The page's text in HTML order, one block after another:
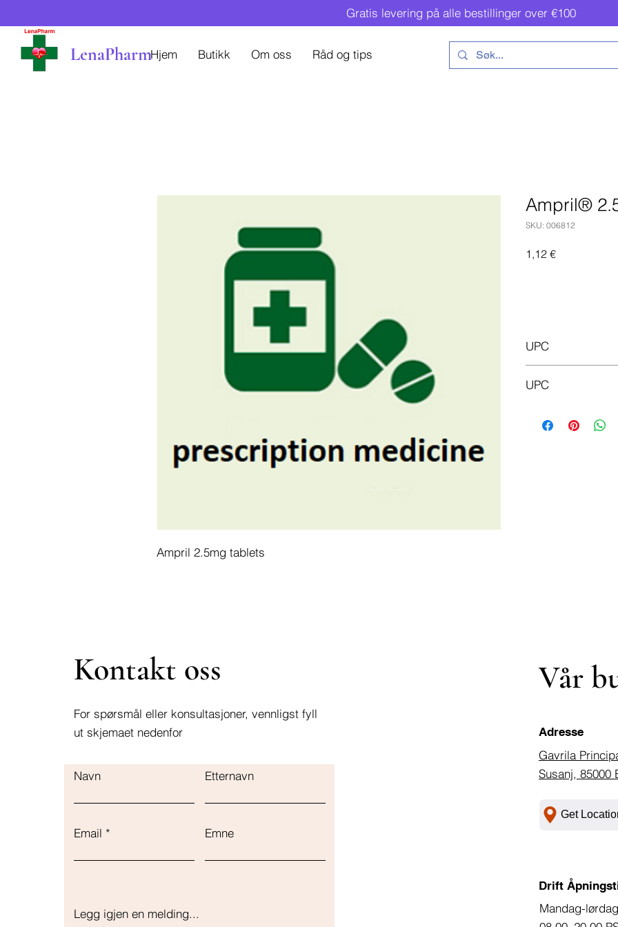
Gratis levering på alle bestillinger over €100
LenaPharmHjem Butikk Om oss Råd og tips
Ampril 2.5mg tablets
Ampril®
SKU: 006812
1,12 €Pris
UPC
UPC
Kontakt oss
For spørsmål eller konsultasjoner, vennligst fyll
ut skjemaet nedenfor
Navn Etternavn
Email Emne
Legg igjen en melding...
Vår
Adresse
Gavrila
Susanj, 85000
Get
Drift
Mandag-lørdag